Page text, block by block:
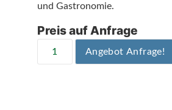
und Gastronomie.
Preis auf Anfrage
Angebot Anfrage!